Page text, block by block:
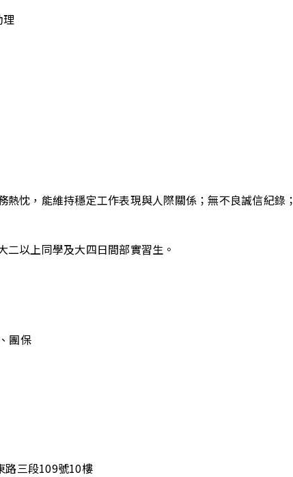
理
熱忱，能維持穩定工作表現與人際關係；無不良誠信紀錄；
二以上同學及大四日間部實習生。
團保
路三段109號10樓